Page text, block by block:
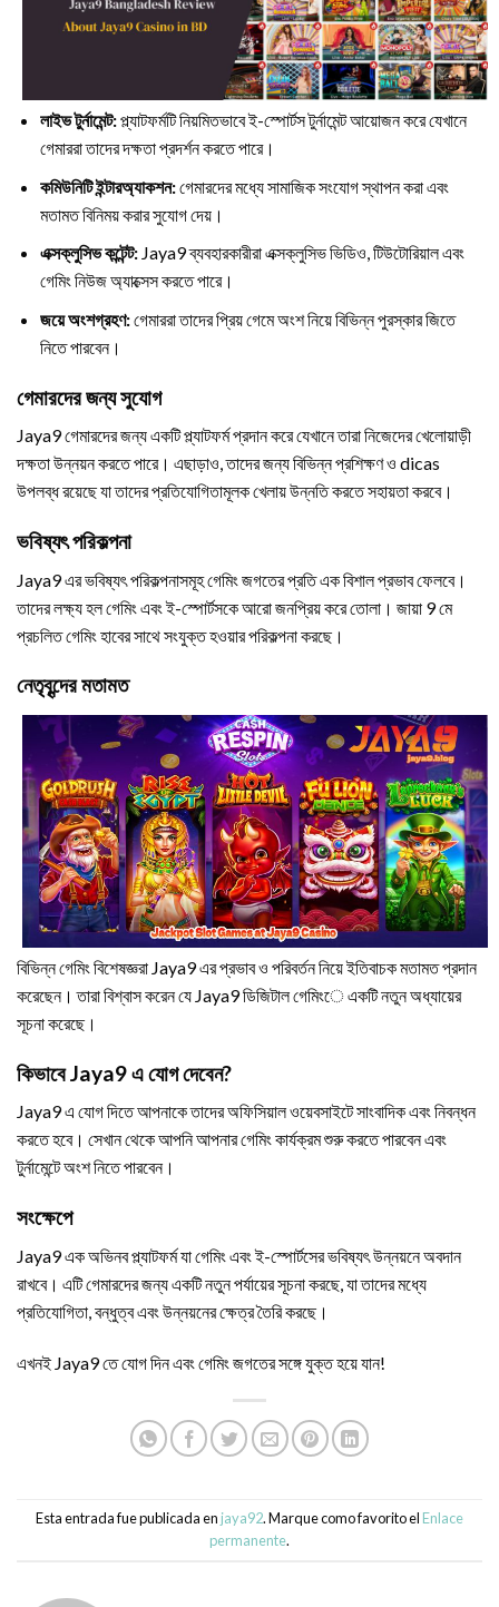
লাইভ টুর্নামেন্ট:প্ল্যাটফর্মটি নিয়মিতভাবে ই-স্পোর্টস টুর্নামেন্ট আয়োজন করে যেখানে
গেমাররা তাদের দক্ষতা প্রদর্শন করতে পারে।
কমিউনিটি ইন্টারঅ্যাকশন:গেমারদের মধ্যে সামাজিক সংযোগ স্থাপন করা এবং
মতামত বিনিময় করার সুযোগ দেয়।
এক্সক্লুসিভ কন্টেন্ট:Jaya9 ব্যবহারকারীরা এক্সক্লুসিভ ভিডিও, টিউটোরিয়াল এবং
গেমিং নিউজ অ্যাক্সেস করতে পারে।
জয়ে অংশগ্রহণ:গেমাররা তাদের প্রিয় গেমে অংশ নিয়ে বিভিন্ন পুরস্কার জিতে
নিতে পারবেন।
গেমারদের জন্য সুযোগ
Jaya9 গেমারদের জন্য একটি প্ল্যাটফর্ম প্রদান করে যেখানে তারা নিজেদের খেলোয়াড়ী
দক্ষতা উন্নয়ন করতে পারে। এছাড়াও, তাদের জন্য বিভিন্ন প্রশিক্ষণ ও dicas
উপলব্ধ রয়েছে যা তাদের প্রতিযোগিতামূলক খেলায় উন্নতি করতে সহায়তা করবে।
ভবিষ্যৎ পরিকল্পনা
Jaya9 এর ভবিষ্যৎ পরিকল্পনাসমূহ গেমিং জগতের প্রতি এক বিশাল প্রভাব ফেলবে।
তাদের লক্ষ্য হল গেমিং এবং ই-স্পোর্টসকে আরো জনপ্রিয় করে তোলা। জায়া 9 মে
প্রচলিত গেমিং হাবের সাথে সংযুক্ত হওয়ার পরিকল্পনা করছে।
নেতৃবৃন্দের মতামত
বিভিন্ন গেমিং বিশেষজ্ঞরা Jaya9 এর প্রভাব ও পরিবর্তন নিয়ে ইতিবাচক মতামত প্রদান
করেছেন। তারা বিশ্বাস করেন যে Jaya9 ডিজিটাল গেমিংে একটি নতুন অধ্যায়ের
সূচনা করেছে।
কিভাবে Jaya9 এ যোগ দেবেন?
Jaya9 এ যোগ দিতে আপনাকে তাদের অফিসিয়াল ওয়েবসাইটে সাংবাদিক এবং নিবন্ধন
করতে হবে। সেখান থেকে আপনি আপনার গেমিং কার্যক্রম শুরু করতে পারবেন এবং
টুর্নামেন্টে অংশ নিতে পারবেন।
সংক্ষেপে
Jaya9 এক অভিনব প্ল্যাটফর্ম যা গেমিং এবং ই-স্পোর্টসের ভবিষ্যৎ উন্নয়নে অবদান
রাখবে। এটি গেমারদের জন্য একটি নতুন পর্যায়ের সূচনা করছে, যা তাদের মধ্যে
প্রতিযোগিতা, বন্ধুত্ব এবং উন্নয়নের ক্ষেত্র তৈরি করছে।
এখনই Jaya9 তে যোগ দিন এবং গেমিং জগতের সঙ্গে যুক্ত হয়ে যান!
Esta entrada fue publicada en jaya92. Marque como favorito el Enlace
permanente.